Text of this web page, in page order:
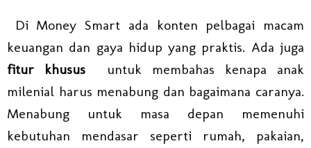
Di Money Smart ada konten pelbagai macam
keuangan dan gaya hidup yang praktis. Ada juga
fitur khusus untuk membahas kenapa anak
milenial harus menabung dan bagaimana caranya.
Menabung untuk masa depan memenuhi
kebutuhan mendasar seperti rumah, pakaian,